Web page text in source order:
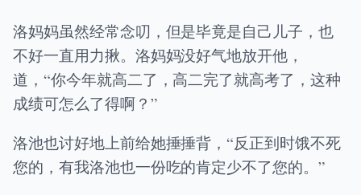
洛妈妈虽然经常念叨，但是毕竟是自己儿子，也
不好一直用力揪。洛妈妈没好气地放开他，
道，“你今年就高二了，高二完了就高考了，这种
成绩可怎么了得啊？”
洛池也讨好地上前给她捶捶背，“反正到时饿不死
您的，有我洛池也一份吃的肯定少不了您的。”